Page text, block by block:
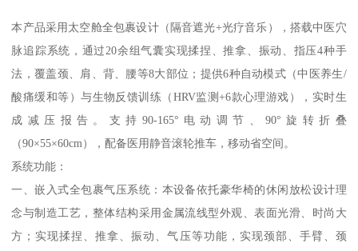
本产品采用太空舱全包裹设计（隔音遮光+光疗音乐），搭载中医穴
脉追踪系统，通过20余组气囊实现揉捏、推拿、振动、指压4种手
法，覆盖颈、肩、背、腰等8大部位；提供6种自动模式（中医养生/
酸痛缓和等）与生物反馈训练（HRV监测+6款心理游戏），实时生
成减压报告。支持90-165°电动调节、90°旋转折叠
（90×55×60cm），配备医用静音滚轮推车，移动省空间。
系统功能：
一、嵌入式全包裹气压系统：本设备依托豪华椅的休闲放松设计理
念与制造工艺，整体结构采用金属流线型外观、表面光滑、时尚大
方；实现揉捏、推拿、振动、气压等功能，实现颈部、手臂、颈